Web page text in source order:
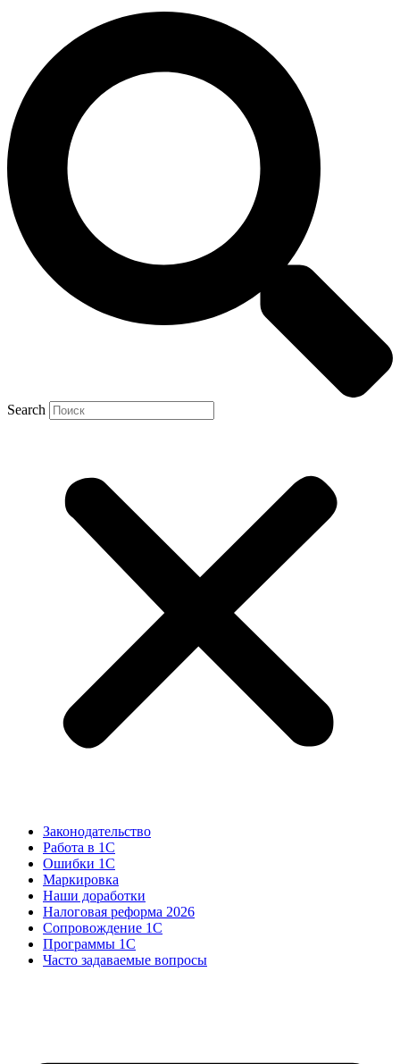
Search
Законодательство
Работа в 1С
Ошибки 1С
Маркировка
Наши доработки
Налоговая реформа 2026
Сопровождение 1С
Программы 1С
Часто задаваемые вопросы